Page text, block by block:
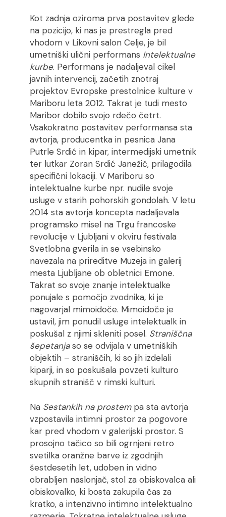
Kot zadnja oziroma prva postavitev glede
na pozicijo, ki nas je prestregla pred
vhodom v Likovni salon Celje, je bil
umetniški ulični performans Intelektualne
kurbe. Performans je nadaljeval cikel
javnih intervencij, začetih znotraj
projektov Evropske prestolnice kulture v
Mariboru leta 2012. Takrat je tudi mesto
Maribor dobilo svojo rdečo četrt.
Vsakokratno postavitev performansa sta
avtorja, producentka in pesnica Jana
Putrle Srdić in kipar, intermedijski umetnik
ter lutkar Zoran Srdić Janežič, prilagodila
specifični lokaciji. V Mariboru so
intelektualne kurbe npr. nudile svoje
usluge v starih pohorskih gondolah. V letu
2014 sta avtorja koncepta nadaljevala
programsko misel na Trgu francoske
revolucije v Ljubljani v okviru festivala
Svetlobna gverila in se vsebinsko
navezala na prireditve Muzeja in galerij
mesta Ljubljane ob obletnici Emone.
Takrat so svoje znanje intelektualke
ponujale s pomočjo zvodnika, ki je
nagovarjal mimoidoče. Mimoidoče je
ustavil, jim ponudil usluge intelektualk in
poskušal z njimi skleniti posel. Straniščna
šepetanjaso se odvijala v umetniških
objektih – straniščih, ki so jih izdelali
kiparji, in so poskušala povzeti kulturo
skupnih stranišč v rimski kulturi.
Na Sestankih na prostempa sta avtorja
vzpostavila intimni prostor za pogovore
kar pred vhodom v galerijski prostor. S
prosojno tačico so bili ogrnjeni retro
svetilka oranžne barve iz zgodnjih
šestdesetih let, udoben in vidno
obrabljen naslonjač, stol za obiskovalca ali
obiskovalko, ki bosta zakupila čas za
kratko, a intenzivno intimno intelektualno